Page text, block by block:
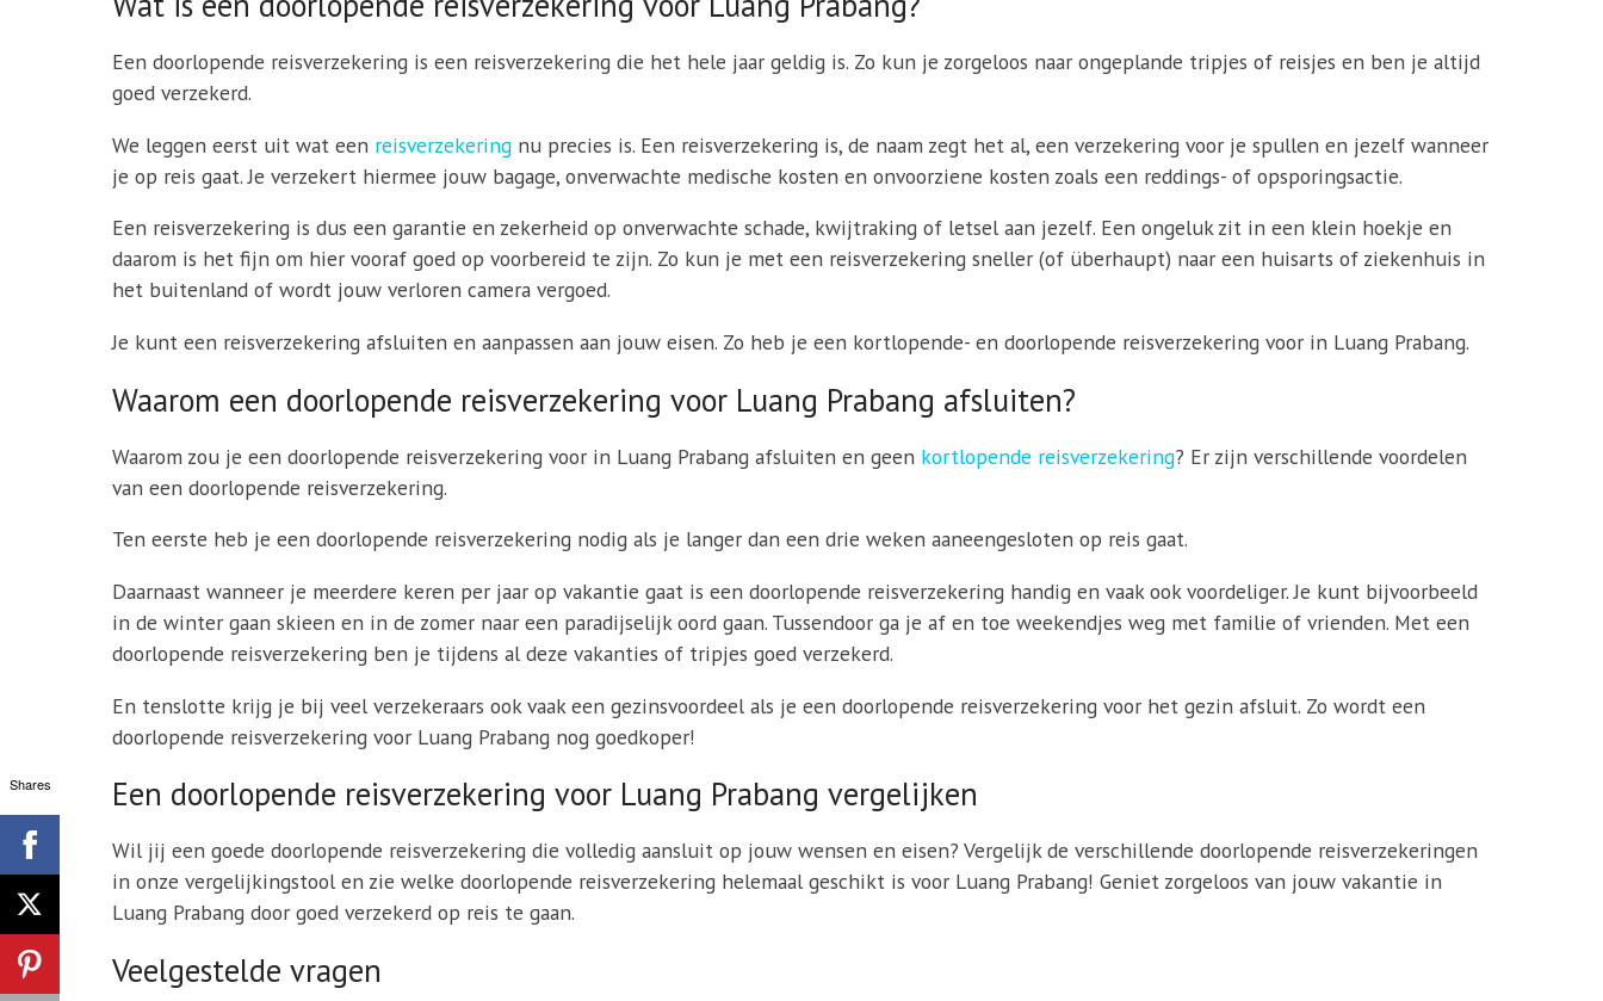
Een doorlopende reisverzekering is een reisverzekering die het hele jaar geldig is. Zo kun je zorgeloos naar ongeplande tripjes of reisjes en ben je altijd
goed verzekerd.
We leggen eerst uit wat een reisverzekering nu precies is. Een reisverzekering is, de naam zegt het al, een verzekering voor je spullen en jezelf wanneer
je op reis gaat. Je verzekert hiermee jouw bagage, onverwachte medische kosten en onvoorziene kosten zoals een reddings- of opsporingsactie.
Een reisverzekering is dus een garantie en zekerheid op onverwachte schade, kwijtraking of letsel aan jezelf. Een ongeluk zit in een klein hoekje en
daarom is het fijn om hier vooraf goed op voorbereid te zijn. Zo kun je met een reisverzekering sneller (of überhaupt) naar een huisarts of ziekenhuis in
het buitenland of wordt jouw verloren camera vergoed.
Je kunt een reisverzekering afsluiten en aanpassen aan jouw eisen. Zo heb je een kortlopende- en doorlopende reisverzekering voor in Luang Prabang.
Waarom een doorlopende reisverzekering voor Luang Prabang afsluiten?
Waarom zou je een doorlopende reisverzekering voor in Luang Prabang afsluiten en geen kortlopende reisverzekering? Er zijn verschillende voordelen
van een doorlopende reisverzekering.
Ten eerste heb je een doorlopende reisverzekering nodig als je langer dan een drie weken aaneengesloten op reis gaat.
Daarnaast wanneer je meerdere keren per jaar op vakantie gaat is een doorlopende reisverzekering handig en vaak ook voordeliger. Je kunt bijvoorbeeld
in de winter gaan skieen en in de zomer naar een paradijselijk oord gaan. Tussendoor ga je af en toe weekendjes weg met familie of vrienden. Met een
doorlopende reisverzekering ben je tijdens al deze vakanties of tripjes goed verzekerd.
En tenslotte krijg je bij veel verzekeraars ook vaak een gezinsvoordeel als je een doorlopende reisverzekering voor het gezin afsluit. Zo wordt een
doorlopende reisverzekering voor Luang Prabang nog goedkoper!
Een doorlopende reisverzekering voor Luang Prabang vergelijken
Wil jij een goede doorlopende reisverzekering die volledig aansluit op jouw wensen en eisen? Vergelijk de verschillende doorlopende reisverzekeringen
in onze vergelijkingstool en zie welke doorlopende reisverzekering helemaal geschikt is voor Luang Prabang! Geniet zorgeloos van jouw vakantie in
Luang Prabang door goed verzekerd op reis te gaan.
Veelgestelde vragen
Shares